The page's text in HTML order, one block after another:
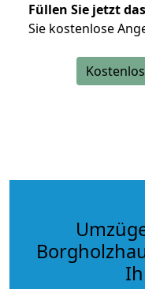
Füllen Sie jetzt
Sie kostenlose